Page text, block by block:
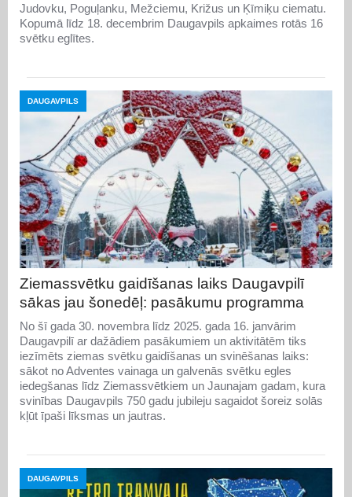
Judovku, Poguļanku, Mežciemu, Križus un Ķīmiķu ciematu.
Kopumā līdz 18. decembrim Daugavpils apkaimes rotās 16
svētku eglītes.
DAUGAVPILS
Ziemassvētku gaidīšanas laiks Daugavpilī
sākas jau šonedēļ: pasākumu programma
No šī gada 30. novembra līdz 2025. gada 16. janvārim
Daugavpilī ar dažādiem pasākumiem un aktivitātēm tiks
iezīmēts ziemas svētku gaidīšanas un svinēšanas laiks:
sākot no Adventes vainaga un galvenās svētku egles
iedegšanas līdz Ziemassvētkiem un Jaunajam gadam, kura
svinības Daugavpils 750 gadu jubileju sagaidot šoreiz solās
kļūt īpaši līksmas un jautras.
DAUGAVPILS